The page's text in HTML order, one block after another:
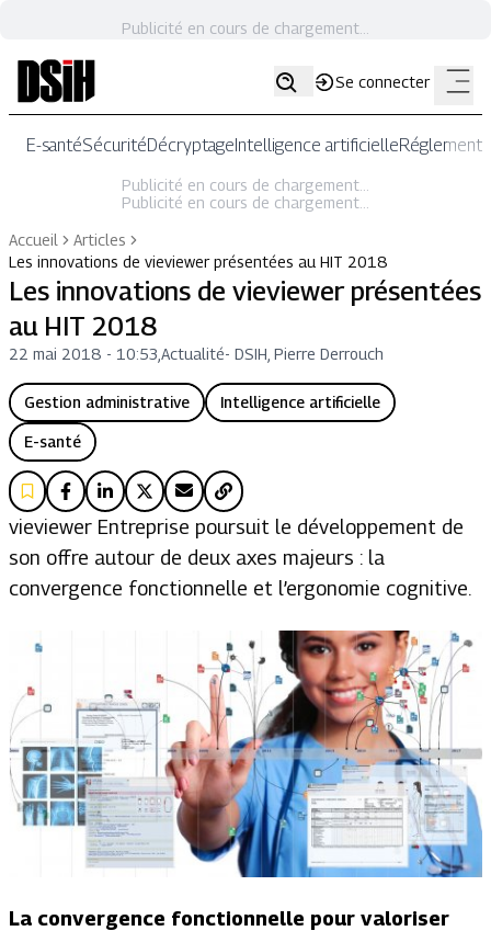
Publicité en cours de chargement...
Se connecter
E-santéSécuritéDécryptageIntelligence artificielle
Publicité en cours de chargement...
Publicité en cours de chargement...
Accueil
Articles
Les innovations de vieviewer présentées au HIT 2018
Les innovations de vieviewer présentées
au HIT 2018
22 mai 2018 - 10:53 Actualité- DSIH, Pierre Derrouch
Gestion administrative Intelligence artificielle
E-santé
vieviewer Entreprise poursuit le développement de
son offre autour de deux axes majeurs : la
convergence fonctionnelle et l’ergonomie cognitive.
La convergence fonctionnelle pour valoriser